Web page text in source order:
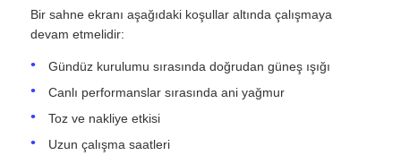
Bize Ulaşın
Haberler
Durumlar
Bir sahne ekranı aşağıdaki koşullar altında çalışmaya
devam etmelidir:
Gündüz kurulumu sırasında doğrudan güneş ışığı
Canlı performanslar sırasında ani yağmur
Toz ve nakliye etkisi
Uzun çalışma saatleri